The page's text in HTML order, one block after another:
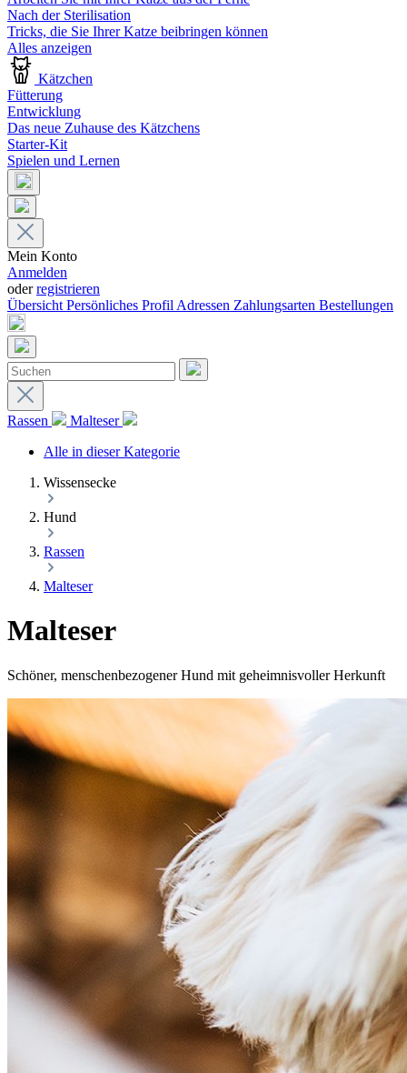
Nach der Sterilisation
Tricks, die Sie Ihrer Katze beibringen können
Alles anzeigen
Kätzchen
Fütterung
Entwicklung
Das neue Zuhause des Kätzchens
Starter-Kit
Spielen und Lernen
Mein Konto
Anmelden
oderregistrieren
Übersicht Persönliches Profil Adressen Zahlungsarten Bestellungen
Rassen
Malteser
Alle in dieser Kategorie
Wissensecke
Hund
Rassen
Malteser
Malteser
Schöner, menschenbezogener Hund mit geheimnisvoller Herkunft